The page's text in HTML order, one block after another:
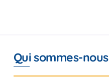
Qui sommes-nous